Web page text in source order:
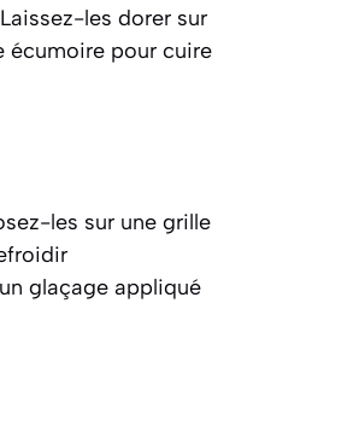
les dorer sur
écumoire pour cuire
les sur une grille
glaçage appliqué